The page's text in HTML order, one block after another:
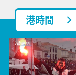
港時間